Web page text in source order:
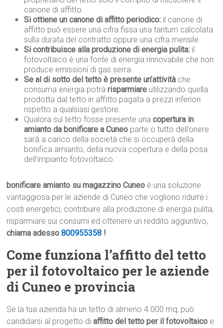
canone di affitto.
Si ottiene un canone di affitto periodico: il canone di
affitto può essere una cifra fissa una tantum calcolata
sulla durata del contratto oppure una cifra mensile.
Si contribuisce alla produzione di energia pulita: il
fotovoltaico è una fonte di energia rinnovabile che non
produce emissioni di gas serra.
Se al di sotto del tetto è presente un’attività che
consuma energia potràrisparmiare utilizzando quella
prodotta dal tetto in affitto pagata a prezzi inferiori
rispetto a qualsiasi gestore.
Qualora sul tetto fosse presente unacopertura in
amianto da bonificare a Cuneo parte o tutto dell’onere
sarà a carico della società che si occuperà della
bonifica amianto, della nuova copertura e della posa
dell’impianto fotovoltaico.
bonificare amianto su magazzino Cuneo è una soluzione
vantaggiosa per le aziende di Cuneo che vogliono ridurre i
costi energetici, contribuire alla produzione di energia pulita,
risparmiare sui consumi ed ottenere un reddito aggiuntivo,
chiama adesso800955358 !
Come funziona l’affitto del tetto
per il fotovoltaico per le aziende
di Cuneo e provincia
Se la tua azienda ha un tetto di almeno 4.000 mq, può
candidarsi al progetto diaffitto del tetto per il fotovoltaico e